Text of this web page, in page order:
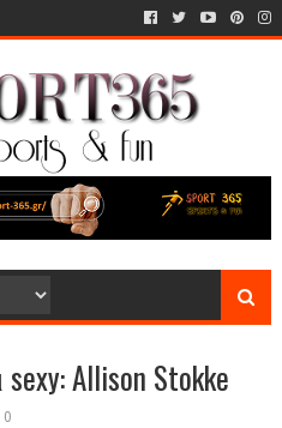
Allison Stokke
0